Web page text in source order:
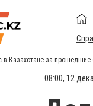
Казахстане за прошедшие
08:00, 12